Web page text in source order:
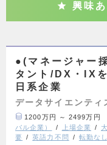
興味あ
●(マネージャー
タント/DX・IX
日系企業
データサイエンティ
1200万円 ～ 2499万円
バル企業）
上場企業
要
英語力不問 転勤なし